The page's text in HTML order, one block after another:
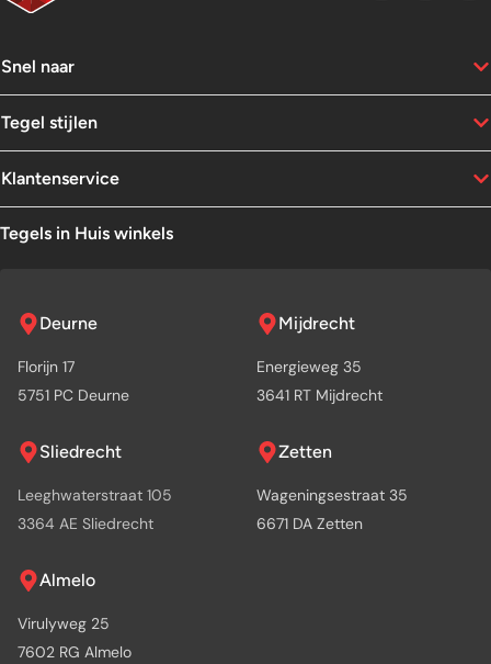
Snel naar
Tegel stijlen
Klantenservice
Tegels in Huis winkels
Deurne
Florijn 17
5751 PC Deurne
Mijdrecht
Energieweg 35
3641 RT Mijdrecht
Sliedrecht
Leeghwaterstraat 105
3364 AE Sliedrecht
Zetten
Wageningsestraat 35
6671 DA Zetten
Almelo
Virulyweg 25
7602 RG Almelo